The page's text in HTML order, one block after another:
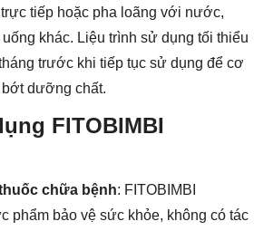
tiếp hoặc pha loãng với nước,
khác. Liệu trình sử dụng tối thiểu
trước khi tiếp tục sử dụng để cơ
dưỡng chất.
FITOBIMBI
chữa bệnh: FITOBIMBI
phẩm bảo vệ sức khỏe, không có tác